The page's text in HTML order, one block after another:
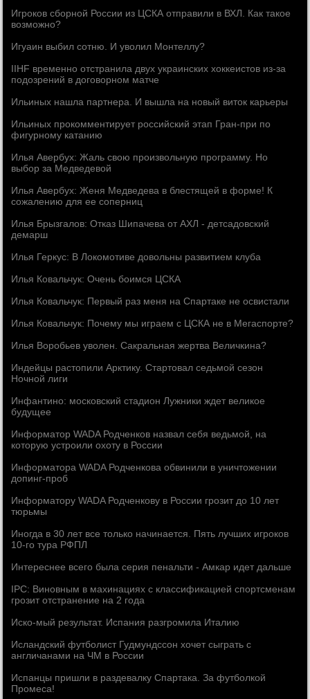
Игроков сборной России из ЦСКА отправили в ВХЛ. Как такое
возможно?
Игуаин выбил сотню. И уволил Монтеллу?
IIHF временно отстранила двух украинских хоккеистов из-за
подозрений в договорном матче
Ильиных нашла партнера. И вышла на новый виток карьеры
Ильиных прокомментирует российский этап Гран-при по
фигурному катанию
Илья Авербух: Жаль свою произвольную программу. Но
выбор за Медведевой
Илья Авербух: Женя Медведева в блестящей в форме! К
сожалению для ее соперниц
Илья Брызгалов: Отказ Шипачева от АХЛ - детсадовский
демарш
Илья Геркус: В Локомотиве довольны развитием клуба
Илья Ковальчук: Очень боимся ЦСКА
Илья Ковальчук: Первый раз меня на Спартаке не освистали
Илья Ковальчук: Почему мы играем с ЦСКА не в Мегаспорте?
Илья Воробьев уволен. Сакральная жертва Величкина?
Индейцы растопили Арктику. Стартовал седьмой сезон
Ночной лиги
Инфантино: московский стадион Лужники ждет великое
будущее
Информатор WADA Родченков назвал себя ведьмой, на
которую устроили охоту в России
Информатора WADA Родченкова обвинили в уничтожении
допинг-проб
Информатору WADA Родченкову в России грозит до 10 лет
тюрьмы
Иногда в 30 лет все только начинается. Пять лучших игроков
10-го тура РФПЛ
Интереснее всего была серия пенальти - Амкар идет дальше
IPC: Виновным в махинациях с классификацией спортсменам
грозит отстранение на 2 года
Иско-мый результат. Испания разгромила Италию
Исландский футболист Гудмундссон хочет сыграть с
англичанами на ЧМ в России
Испанцы пришли в раздевалку Спартака. За футболкой
Промеса!